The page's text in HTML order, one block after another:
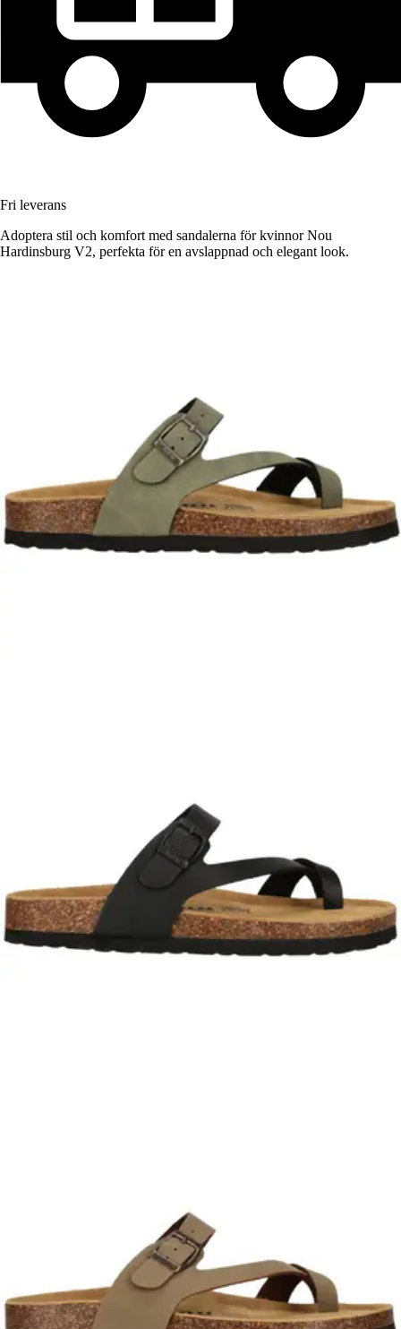
Fri leverans
Adoptera stil och komfort med sandalerna för kvinnor Nou
Hardinsburg V2, perfekta för en avslappnad och elegant look.